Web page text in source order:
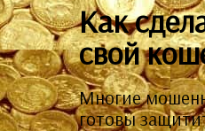
Как
свой
Многие
готовы